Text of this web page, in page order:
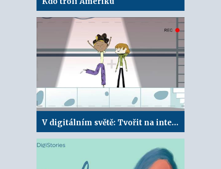
V digitálním světě: Tvořit na internetu